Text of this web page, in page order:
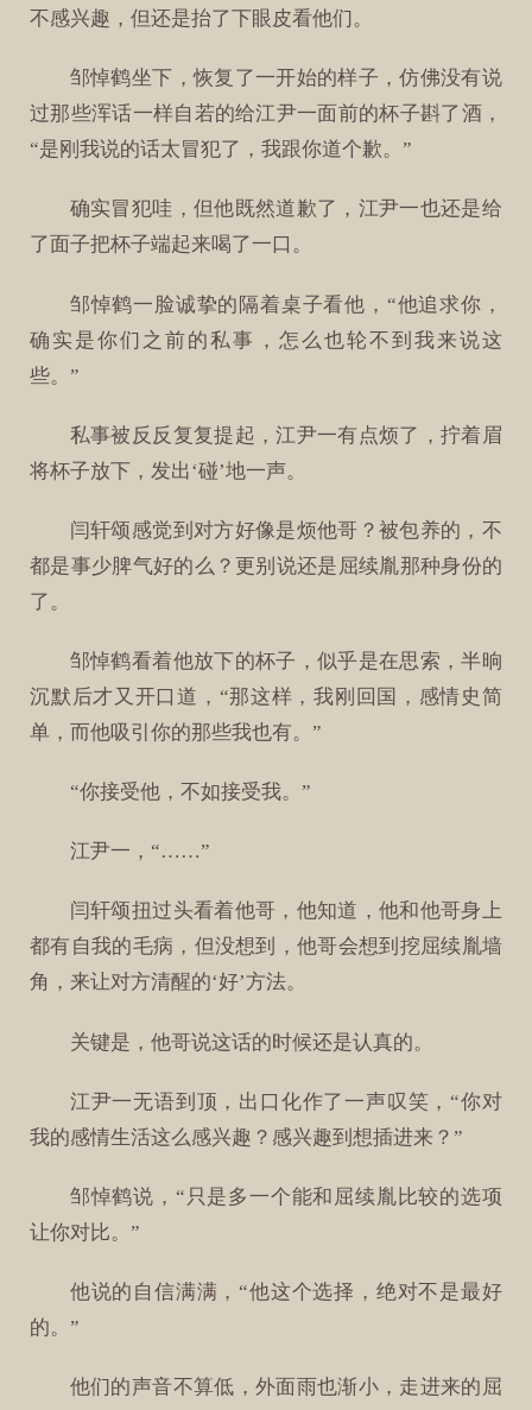
不感兴趣，但还是抬了下眼皮看他们。
邹悼鹤坐下，恢复了一开始的样子，仿佛没有说
过那些浑话一样自若的给江尹一面前的杯子斟了酒，
“是刚我说的话太冒犯了，我跟你道个歉。”
确实冒犯哇，但他既然道歉了，江尹一也还是给
了面子把杯子端起来喝了一口。
邹悼鹤一脸诚挚的隔着桌子看他，“他追求你，
确实是你们之前的私事，怎么也轮不到我来说这
些。”
私事被反反复复提起，江尹一有点烦了，拧着眉
将杯子放下，发出‘碰’地一声。
闫轩颂感觉到对方好像是烦他哥？被包养的，不
都是事少脾气好的么？更别说还是屈续胤那种身份的
了。
邹悼鹤看着他放下的杯子，似乎是在思索，半晌
沉默后才又开口道，“那这样，我刚回国，感情史简
单，而他吸引你的那些我也有。”
“你接受他，不如接受我。”
江尹一，“……”
闫轩颂扭过头看着他哥，他知道，他和他哥身上
都有自我的毛病，但没想到，他哥会想到挖屈续胤墙
角，来让对方清醒的‘好’方法。
关键是，他哥说这话的时候还是认真的。
江尹一无语到顶，出口化作了一声叹笑，“你对
我的感情生活这么感兴趣？感兴趣到想插进来？”
邹悼鹤说，“只是多一个能和屈续胤比较的选项
让你对比。”
他说的自信满满，“他这个选择，绝对不是最好
的。”
他们的声音不算低，外面雨也渐小，走进来的屈